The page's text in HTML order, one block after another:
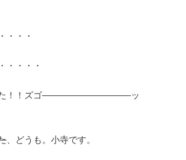
・・・
・・・・
た！！ズゴ——————————ッ
、どうも。小寺です。